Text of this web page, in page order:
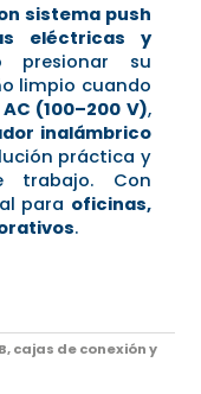
sistema push
eléctricas y
su
limpio cuando
(100–200 V),
inalámbrico
práctica y
trabajo. Con
para oficinas,
.
cajas de conexión y